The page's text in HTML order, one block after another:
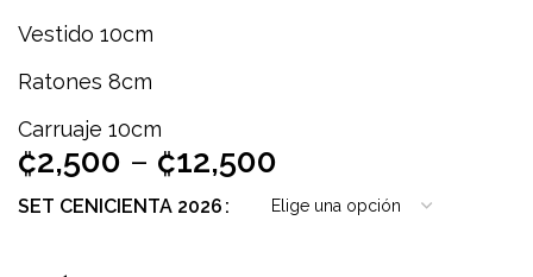
Vestido 10cm
Ratones 8cm
Carruaje 10cm
₡2,500 – ₡12,500
SET CENICIENTA 2026